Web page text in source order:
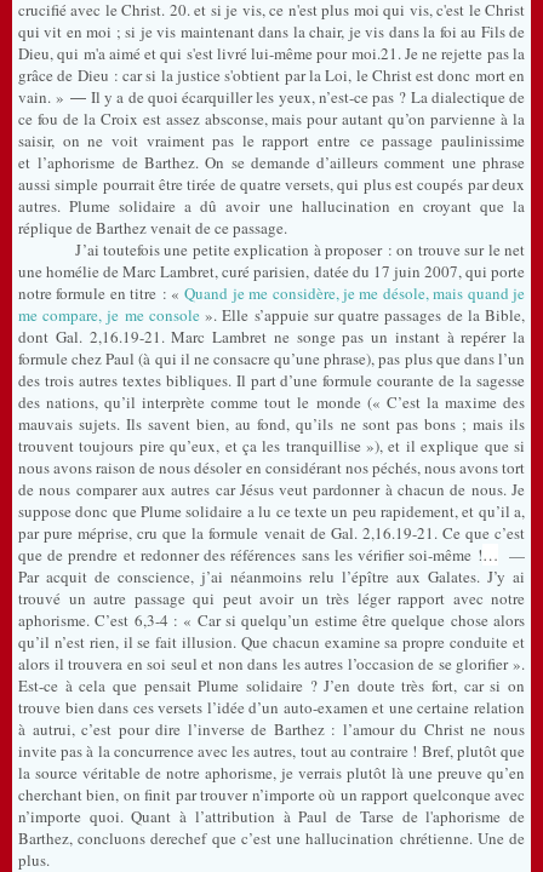
crucifié avec le Christ. 20. et si je vis, ce n'est plus moi qui vis, c'est le Christ
qui vit en moi ; si je vis maintenant dans la chair, je vis dans la foi au Fils de
Dieu, qui m'a aimé et qui s'est livré lui-même pour moi.21. Je ne rejette pas la
grâce de Dieu : car si la justice s'obtient par la Loi, le Christ est donc mort en
vain. » — Il y a de quoi écarquiller les yeux, n’est-ce pas ? La dialectique de
ce fou de la Croix est assez absconse, mais pour autant qu’on parvienne à la
saisir, on ne voit vraiment pas le rapport entre ce passage paulinissime
etl’aphorisme de Barthez. On se demande d’ailleurs comment une phrase
aussi simple pourrait être tirée de quatre versets, qui plus est coupés par deux
autres. Plume solidaire a dû avoir une hallucination en croyant que la
réplique de Barthez venait de ce passage.
J’ai toutefois une petite explication à proposer : on trouve sur le net
une homélie de Marc Lambret, curé parisien, datée du 17 juin 2007, qui porte
notre formule en titre : «Quand je me considère, je me désole, mais quand je
me compare, je me console ». Elle s’appuie sur quatre passages de la Bible,
dont Gal. 2,16.19-21. Marc Lambret ne songe pas un instant à repérer la
formule chez Paul (à qui il ne consacre qu’une phrase), pas plus que dans l’un
des trois autres textes bibliques. Il part d’une formule courante de la sagesse
des nations, qu’il interprète comme tout le monde (« C’est la maxime des
mauvais sujets. Ils savent bien, au fond, qu’ils ne sont pas bons ; mais ils
trouvent toujours pire qu’eux, et ça les tranquillise »), et il explique que si
nous avons raison de nous désoler en considérant nos péchés, nous avons tort
de nous comparer aux autres car Jésus veut pardonner à chacun de nous. Je
suppose donc que Plume solidaire a lu ce texte un peu rapidement, et qu’il a,
par pure méprise, cru que la formule venait de Gal. 2,16.19-21. Ce que c’est
que de prendre et redonner des références sans les vérifier soi-même !… —
Par acquit de conscience, j’ai néanmoins relu l’épître aux Galates. J’y ai
trouvé un autre passage qui peut avoir un très léger rapport avec notre
aphorisme. C’est 6,3-4 : « Car si quelqu’un estime être quelque chose alors
qu’il n’est rien, il se fait illusion. Que chacun examine sa propre conduite et
alors il trouvera en soi seul et non dans les autres l’occasion de se glorifier ».
Est-ce à cela que pensait Plume solidaire ? J’en doute très fort, car si on
trouve bien dans ces versets l’idée d’un auto-examen et une certaine relation
à autrui, c’est pour dire l’inverse de Barthez : l’amour du Christ ne nous
invite pas à la concurrence avec les autres, tout au contraire ! Bref, plutôt que
la source véritable de notre aphorisme, je verrais plutôt là une preuve qu’en
cherchant bien, on finit par trouver n’importe où un rapport quelconque avec
n’importe quoi. Quant à l’attribution à Paul de Tarse de l'aphorisme de
Barthez, concluons derechef que c’est une hallucination chrétienne. Une de
plus.